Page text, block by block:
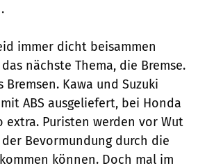
immer dicht beisammen
nächste Thema, die Bremse.
Bremsen. Kawa und Suzuki
ABS ausgeliefert, bei Honda
extra. Puristen werden vor Wut
Bevormundung durch die
können. Doch mal im